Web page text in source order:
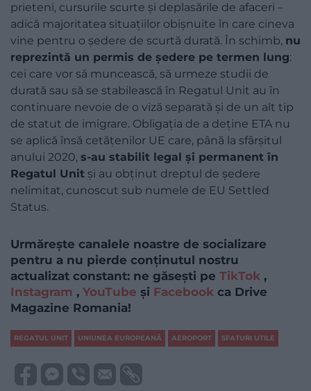
prieteni, cursurile scurte și deplasările de afaceri –
adică majoritatea situațiilor obișnuite în care cineva
vine pentru o ședere de scurtă durată. În schimb, nu
reprezintă un permis de ședere pe termen lung:
cei care vor să muncească, să urmeze studii de
durată sau să se stabilească în Regatul Unit au în
continuare nevoie de o viză separată și de un alt tip
de statut de imigrare. Obligația de a deține ETA nu
se aplică însă cetățenilor UE care, până la sfârșitul
anului 2020, s-au stabilit legal și permanent în
Regatul Unit și au obținut dreptul de ședere
nelimitat, cunoscut sub numele de EU Settled
Status.
Urmărește canalele noastre de socializare
pentru a nu pierde conținutul nostru
actualizat constant: ne găsești pe TikTok ,
Instagram , YouTube și Facebook ca Drive
Magazine Romania!
REGATUL UNIT UNIUNEA EUROPEANĂ AEROPORT SFATURI UTILE